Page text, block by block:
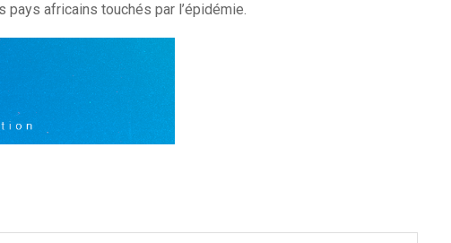
africains touchés par l’épidémie.